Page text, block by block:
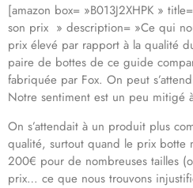
[amazon box= »B013J2XHPK »
son prix » description= »Ce qui
prix élevé par rapport à la qualité
paire de bottes de ce guide
fabriquée par Fox. On peut
Notre sentiment est un peu mitigé
On s’attendait à un produit plus
qualité, surtout quand le prix botte
200€ pour de nombreuses tailles
prix… ce que nous trouvons